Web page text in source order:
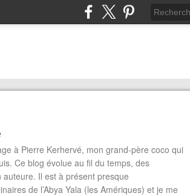
à Pierre Kerhervé, mon grand-père coco qui
Ce blog évolue au fil du temps, des
Il est à présent presque
de l’Abya Yala (les Amériques) et je me